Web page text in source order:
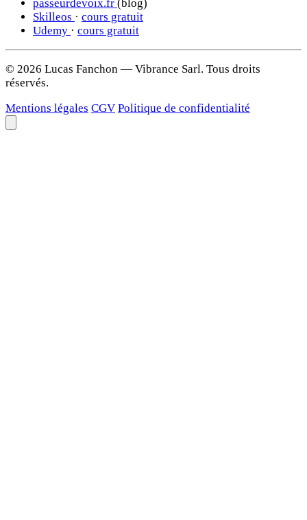
passeurdevoix.fr (blog)
Skilleos · cours gratuit
Udemy · cours gratuit
© 2026 Lucas Fanchon — Vibrance Sarl. Tous droits
réservés.
Mentions légales CGV Politique de confidentialité